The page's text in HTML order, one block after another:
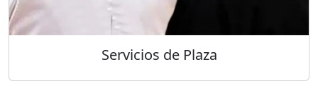
Servicios de Plaza